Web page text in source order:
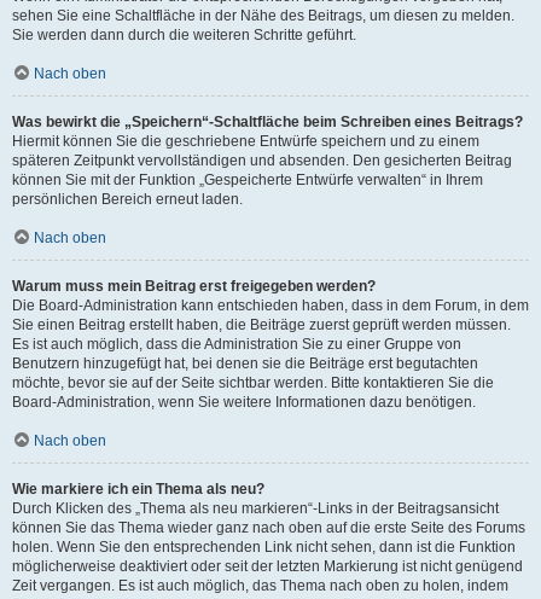
sehen Sie eine Schaltfläche in der Nähe des Beitrags, um diesen zu melden.
Sie werden dann durch die weiteren Schritte geführt.
Nach oben
Was bewirkt die „Speichern“-Schaltfläche beim Schreiben eines Beitrags?
Hiermit können Sie die geschriebene Entwürfe speichern und zu einem
späteren Zeitpunkt vervollständigen und absenden. Den gesicherten Beitrag
können Sie mit der Funktion „Gespeicherte Entwürfe verwalten“ in Ihrem
persönlichen Bereich erneut laden.
Nach oben
Warum muss mein Beitrag erst freigegeben werden?
Die Board-Administration kann entschieden haben, dass in dem Forum, in dem
Sie einen Beitrag erstellt haben, die Beiträge zuerst geprüft werden müssen.
Es ist auch möglich, dass die Administration Sie zu einer Gruppe von
Benutzern hinzugefügt hat, bei denen sie die Beiträge erst begutachten
möchte, bevor sie auf der Seite sichtbar werden. Bitte kontaktieren Sie die
Board-Administration, wenn Sie weitere Informationen dazu benötigen.
Nach oben
Wie markiere ich ein Thema als neu?
Durch Klicken des „Thema als neu markieren“-Links in der Beitragsansicht
können Sie das Thema wieder ganz nach oben auf die erste Seite des Forums
holen. Wenn Sie den entsprechenden Link nicht sehen, dann ist die Funktion
möglicherweise deaktiviert oder seit der letzten Markierung ist nicht genügend
Zeit vergangen. Es ist auch möglich, das Thema nach oben zu holen, indem